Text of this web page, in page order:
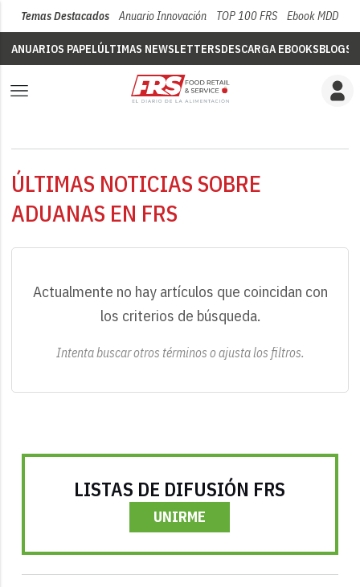
Temas Destacados Anuario Innovación TOP 100 FRS Ebook MDD
ANUARIOS PAPELÚLTIMAS NEWSLETTERSDESCARGA EBOOKSBLOGS
ÚLTIMAS NOTICIAS SOBRE
ADUANAS EN FRS
Actualmente no hay artículos que coincidan con
los criterios de búsqueda.
Intenta buscar otros términos o ajusta los filtros.
LISTAS DE DIFUSIÓN FRS
UNIRME